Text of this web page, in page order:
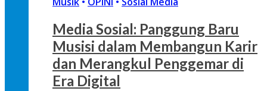
Media Sosial: Panggung Baru
Musisi dalam Membangun Karir
dan Merangkul Penggemar di
Era Digital